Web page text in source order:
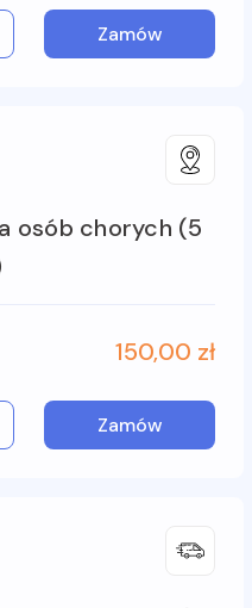
Zamów
osób chorych (5
150,00 zł
Zamów